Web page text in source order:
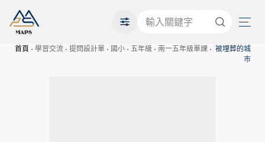
首頁 學習交流 提問設計單 國小 五年級 南一五年級單課
被埋葬的城
市